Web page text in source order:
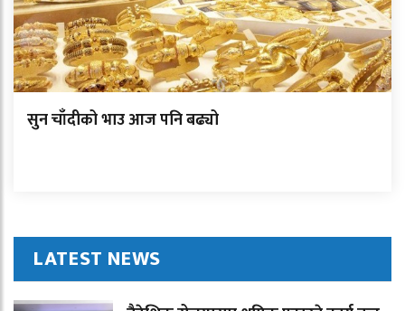
सुन चाँदीको भाउ आज पनि बढ्यो
LATEST NEWS